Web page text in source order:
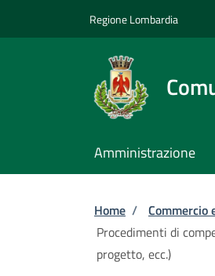
Regione Lombardia
Amministrazione
Briciole
Home /
Procedimenti di
progetto, ecc.)